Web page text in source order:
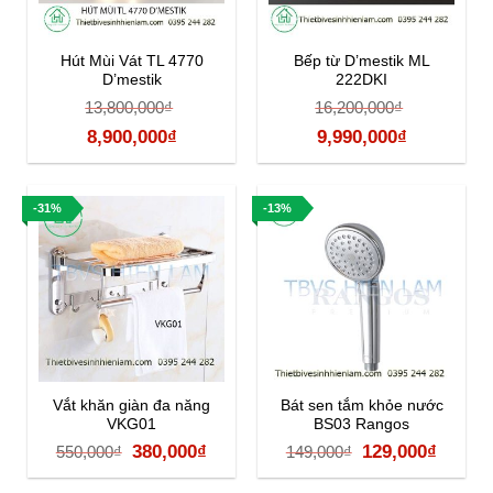
Hút Mùi Vát TL 4770
D’mestik
13,800,000₫
Giá
gốc
13,800,000₫.
8,900,000₫Giá
hiện
8,900,000₫.
Bếp từ D’mestik ML
222DKI
16,200,000₫
Giá
gốc
16,200,000₫.
9,990,000₫Giá
hiện
-31%
Vắt khăn giàn đa năng
VKG01
550,000₫ Giá
gốc
380,000₫
hiện
-13%
Bát sen tắm khỏe nước
BS03 Rangos
149,000₫
Giá
gốc
129,000₫
hiện